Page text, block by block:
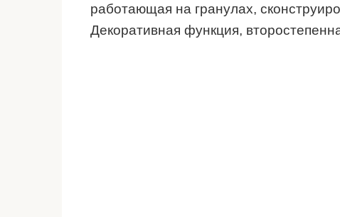
работающая на гранулах,
Декоративная функция,